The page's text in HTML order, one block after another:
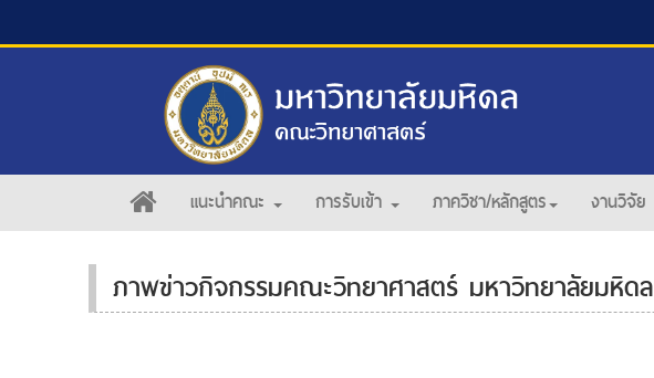
แนะนำคณะ การรับเข้า ภาควิชา/หลักสูตร งานวิจัย
ภาพข่าวกิจกรรมคณะวิทยาศาสตร์ มหาวิทยาลัยมหิดล